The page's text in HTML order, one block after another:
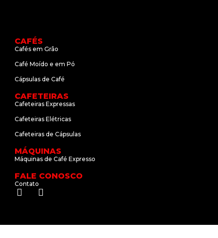
CAFÉS
Cafés em Grão
Café Moído e em Pó
Cápsulas de Café
CAFETEIRAS
Cafeteiras Expressas
Cafeteiras Elétricas
Cafeteiras de Cápsulas
MÁQUINAS
Máquinas de Café Expresso
FALE CONOSCO
Contato